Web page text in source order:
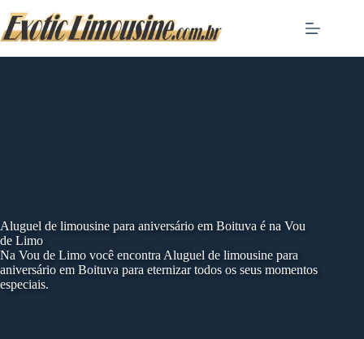
to
content
Aluguel de limousine para aniversário em Boituva é na Vou
de Limo
Na Vou de Limo você encontra Aluguel de limousine para
aniversário em Boituva para eternizar todos os seus momentos
especiais.